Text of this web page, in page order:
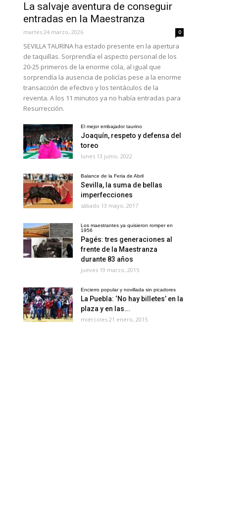
La salvaje aventura de conseguir
entradas en la Maestranza
martes 24 marzo, 2026 0
SEVILLA TAURINA ha estado presente en la apertura
de taquillas. Sorprendía el aspecto personal de los
20-25 primeros de la enorme cola, al igual que
sorprendía la ausencia de policías pese a la enorme
transacción de efectivo y los tentáculos de la
reventa. A los 11 minutos ya no había entradas para
Resurrección.
El mejor embajador taurino
Joaquín, respeto y defensa del
toreo
lunes 13 junio, 2022
Balance de la Feria de Abril
Sevilla, la suma de bellas
imperfecciones
sábado 13 mayo, 2017
Los maestrantes ya quisieron romper en
1956
Pagés: tres generaciones al
frente de la Maestranza
durante 83 años
jueves 19 marzo, 2015
Encierro popular y novillada sin picadores
La Puebla: ‘No hay billetes’ en la
plaza y en las...
miércoles 21 enero, 2015